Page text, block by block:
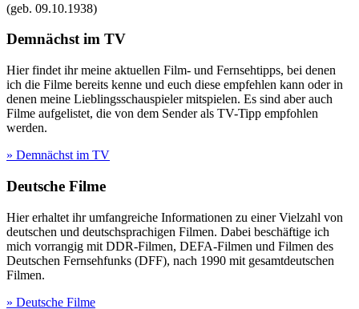
(geb. 09.10.1938)
Demnächst im TV
Hier findet ihr meine aktuellen Film- und Fernsehtipps, bei denen
ich die Filme bereits kenne und euch diese empfehlen kann oder in
denen meine Lieblingsschauspieler mitspielen. Es sind aber auch
Filme aufgelistet, die von dem Sender als TV-Tipp empfohlen
werden.
» Demnächst im TV
Deutsche Filme
Hier erhaltet ihr umfangreiche Informationen zu einer Vielzahl von
deutschen und deutschsprachigen Filmen. Dabei beschäftige ich
mich vorrangig mit DDR-Filmen, DEFA-Filmen und Filmen des
Deutschen Fernsehfunks (DFF), nach 1990 mit gesamtdeutschen
Filmen.
» Deutsche Filme